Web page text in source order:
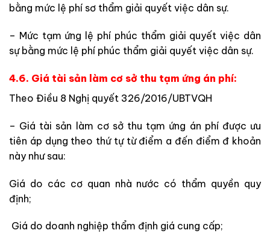
bằng mức lệ phí sơ thẩm giải quyết việc dân sự.
– Mức tạm ứng lệ phí phúc thẩm giải quyết việc dân
sự bằng mức lệ phí phúc thẩm giải quyết việc dân sự.
4.6. Giá tài sản làm cơ sở thu tạm ứng án phí:
Theo Điều 8 Nghị quyết 326/2016/UBTVQH
– Giá tài sản làm cơ sở thu tạm ứng án phí được ưu
tiên áp dụng theo thứ tự từ điểm a đến điểm đ khoản
này như sau:
Giá do các cơ quan nhà nước có thẩm quyền quy
định;
Giá do doanh nghiệp thẩm định giá cung cấp;